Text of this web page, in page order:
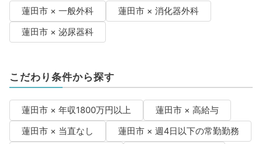
蓮田市 × 一般外科
蓮田市 × 消化器外科
蓮田市 × 泌尿器科
こだわり条件から探す
蓮田市 × 年収1800万円以上
蓮田市 × 高給与
蓮田市 × 当直なし
蓮田市 × 週4日以下の常勤勤務